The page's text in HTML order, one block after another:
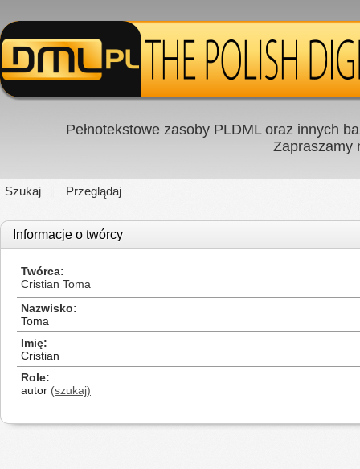
Pełnotekstowe zasoby PLDML oraz innych
Zapraszamy
Szukaj Przeglądaj
Informacje o twórcy
Twórca
Cristian Toma
Nazwisko
Toma
Imię
Cristian
Role
autor (szukaj)